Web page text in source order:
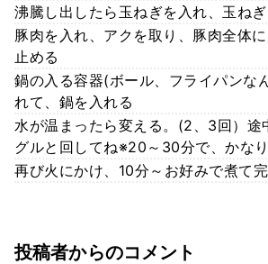
沸騰し出したら玉ねぎを入れ、玉ね
豚肉を入れ、アクを取り、豚肉全体
止める
鍋の入る容器(ボール、フライパンな
れて、鍋を入れる
水が温まったら変える。(2、3回）途
グルと回してね※20～30分で、かな
再び火にかけ、10分～お好みで煮て
投稿者からのコメント